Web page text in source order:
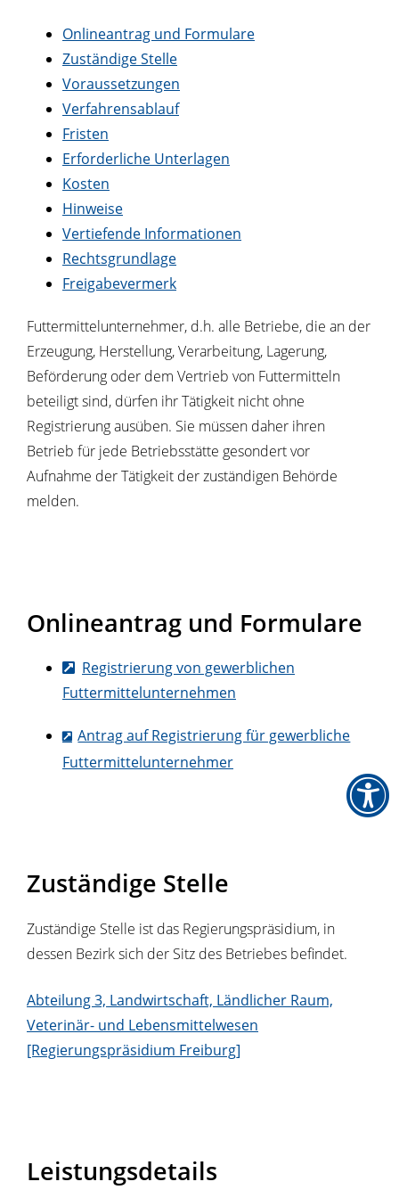
Onlineantrag und Formulare
Zuständige Stelle
Voraussetzungen
Verfahrensablauf
Fristen
Erforderliche Unterlagen
Kosten
Hinweise
Vertiefende Informationen
Rechtsgrundlage
Freigabevermerk
Futtermittelunternehmer, d.h. alle Betriebe, die an der
Erzeugung, Herstellung, Verarbeitung, Lagerung,
Beförderung oder dem Vertrieb von Futtermitteln
beteiligt sind, dürfen ihr Tätigkeit nicht ohne
Registrierung ausüben. Sie müssen daher ihren
Betrieb für jede Betriebsstätte gesondert vor
Aufnahme der Tätigkeit der zuständigen Behörde
melden.
Onlineantrag und Formulare
Registrierung von gewerblichen
Futtermittelunternehmen
Antrag auf Registrierung für gewerbliche
Futtermittelunternehmer
Zuständige Stelle
Zuständige Stelle ist das Regierungspräsidium, in
dessen Bezirk sich der Sitz des Betriebes befindet.
Abteilung 3, Landwirtschaft, Ländlicher Raum,
Veterinär- und Lebensmittelwesen
[Regierungspräsidium Freiburg]
Leistungsdetails